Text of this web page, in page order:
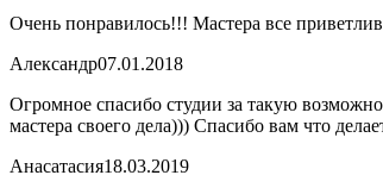
Очень понравилось!!! Мастера все
Александр07.01.2018
Огромное спасибо студии за такую
мастера своего дела))) Спасибо вам что
Анасатасия18.03.2019